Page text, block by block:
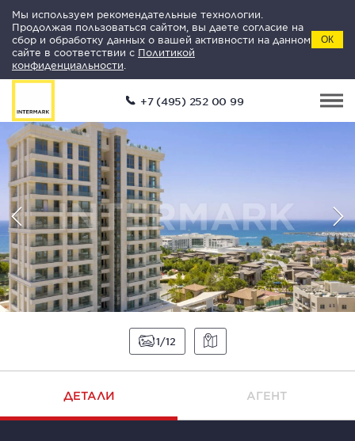
Мы используем рекомендательные технологии.
Продолжая пользоваться сайтом, вы даете согласие на
сбор и обработку данных о вашей активности на данном
сайте в соответствии с Политикой
конфиденциальности
ОК
+7 (495) 252 00 99
1 12
ДЕТАЛИ АГЕНТ